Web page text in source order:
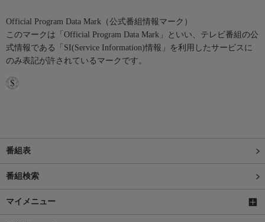
Official Program Data Mark（公式番組情報マーク）
このマークは「Official Program Data Mark」といい、テレビ番組の公
式情報である「SI(Service Information)情報」を利用したサービスに
のみ表記が許されているマークです。
番組表
番組検索
マイメニュー